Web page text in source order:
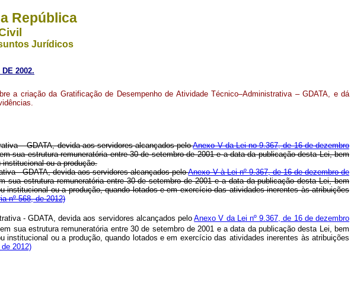
República
Jurídicos
2002.
a criação da Gratificação de Desempenho de Atividade Técnico–Administrativa – GDATA, e dá
– GDATA, devida aos servidores alcançados peloAnexo V da Lei no 9.367, de 16 de dezembro
sua estrutura remuneratória entre 30 de setembro de 2001 e a data da publicação desta Lei, bem
ou a produção.
- GDATA, devida aos servidores alcançados peloAnexo V à Lei nº 9.367, de 16 de dezembro de
estrutura remuneratória entre 30 de setembro de 2001 e a data da publicação desta Lei, bem
ou a produção, quando lotados e em exercício das atividades inerentes às atribuições
nº 568, de 2012)
- GDATA, devida aos servidores alcançados peloAnexo V da Lei nº 9.367, de 16 de dezembro
sua estrutura remuneratória entre 30 de setembro de 2001 e a data da publicação desta Lei, bem
ou a produção, quando lotados e em exercício das atividades inerentes às atribuições
2012)